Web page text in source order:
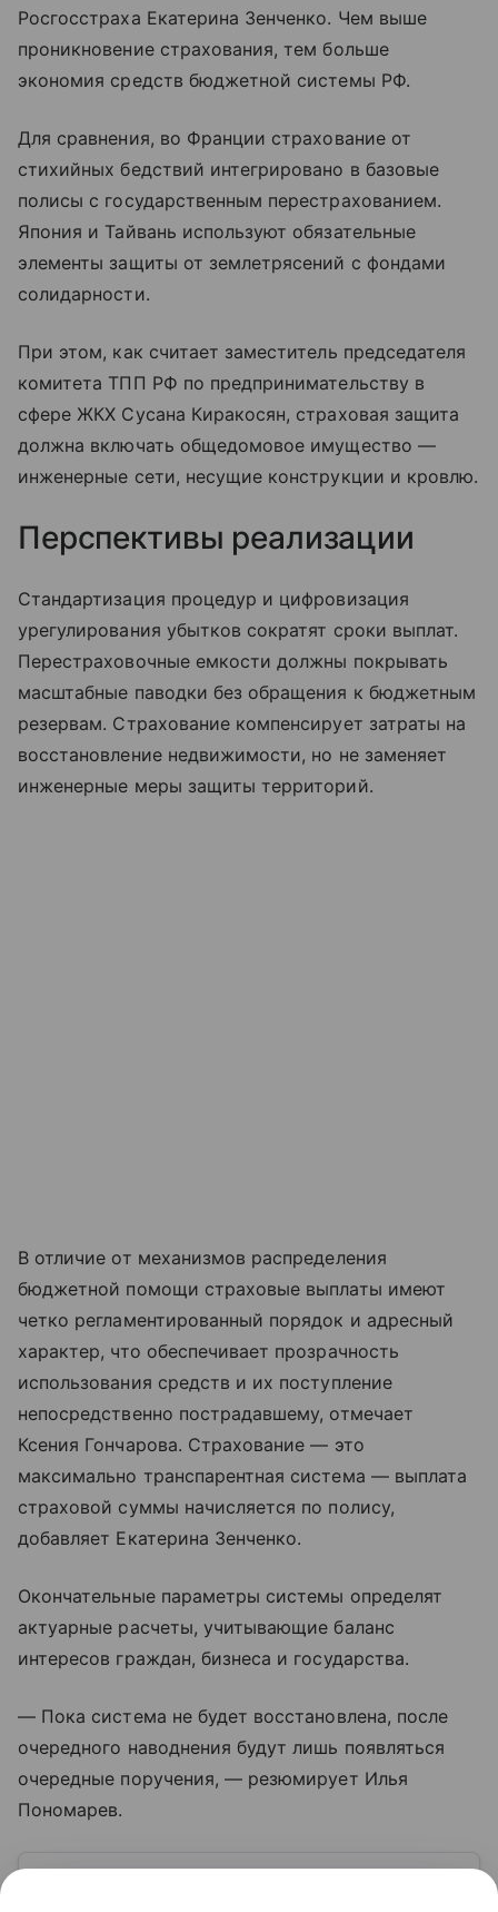
Росгосстраха Екатерина Зенченко. Чем выше
проникновение страхования, тем больше
экономия средств бюджетной системы РФ.
Для сравнения, во Франции страхование от
стихийных бедствий интегрировано в базовые
полисы с государственным перестрахованием.
Япония и Тайвань используют обязательные
элементы защиты от землетрясений с фондами
солидарности.
При этом, как считает заместитель председателя
комитета ТПП РФ по предпринимательству в
сфере ЖКХ Сусана Киракосян, страховая защита
должна включать общедомовое имущество —
инженерные сети, несущие конструкции и кровлю.
Перспективы реализации
Стандартизация процедур и цифровизация
урегулирования убытков сократят сроки выплат.
Перестраховочные емкости должны покрывать
масштабные паводки без обращения к бюджетным
резервам. Страхование компенсирует затраты на
восстановление недвижимости, но не заменяет
инженерные меры защиты территорий.
В отличие от механизмов распределения
бюджетной помощи страховые выплаты имеют
четко регламентированный порядок и адресный
характер, что обеспечивает прозрачность
использования средств и их поступление
непосредственно пострадавшему, отмечает
Ксения Гончарова. Страхование — это
максимально транспарентная система — выплата
страховой суммы начисляется по полису,
добавляет Екатерина Зенченко.
Окончательные параметры системы определят
актуарные расчеты, учитывающие баланс
интересов граждан, бизнеса и государства.
— Пока система не будет восстановлена, после
очередного наводнения будут лишь появляться
очередные поручения, — резюмирует Илья
Пономарев.